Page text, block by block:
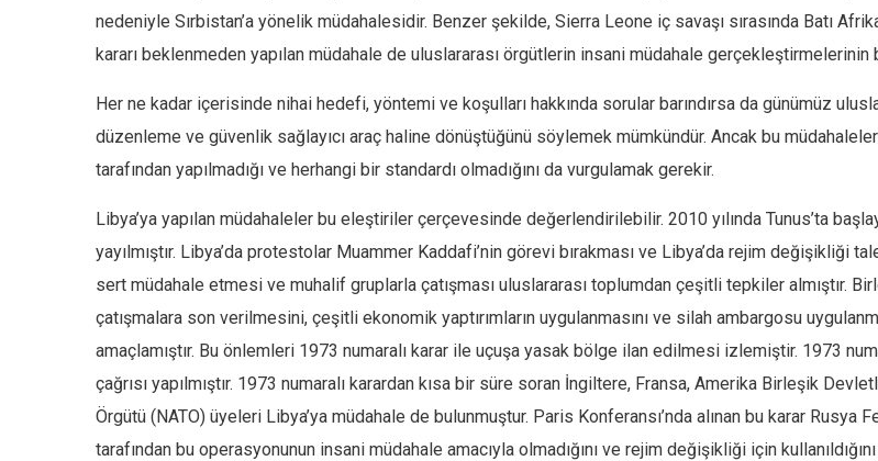
nedeniyle Sırbistan’a yönelik müdahalesidir. Benzer şekilde, Sierra Leone iç savaşı sırasında Batı
kararı beklenmeden yapılan müdahale de uluslararası örgütlerin insani müdahale gerçekleştirmelerinin
Her ne kadar içerisinde nihai hedefi, yöntemi ve koşulları hakkında sorular barındırsa da günümüz
düzenleme ve güvenlik sağlayıcı araç haline dönüştüğünü söylemek mümkündür. Ancak bu
tarafından yapılmadığı ve herhangi bir standardı olmadığını da vurgulamak gerekir.
Libya’ya yapılan müdahaleler bu eleştiriler çerçevesinde değerlendirilebilir. 2010 yılında Tunus’ta
yayılmıştır. Libya’da protestolar Muammer Kaddafi’nin görevi bırakması ve Libya’da rejim
sert müdahale etmesi ve muhalif gruplarla çatışması uluslararası toplumdan çeşitli tepkiler almıştır.
çatışmalara son verilmesini, çeşitli ekonomik yaptırımların uygulanmasını ve silah ambargosu
amaçlamıştır. Bu önlemleri 1973 numaralı karar ile uçuşa yasak bölge ilan edilmesi izlemiştir. 1973
çağrısı yapılmıştır. 1973 numaralı karardan kısa bir süre soran İngiltere, Fransa, Amerika Birleşik
Örgütü (NATO) üyeleri Libya’ya müdahale de bulunmuştur. Paris Konferansı’nda alınan bu karar
tarafından bu operasyonunun insani müdahale amacıyla olmadığını ve rejim değişikliği için